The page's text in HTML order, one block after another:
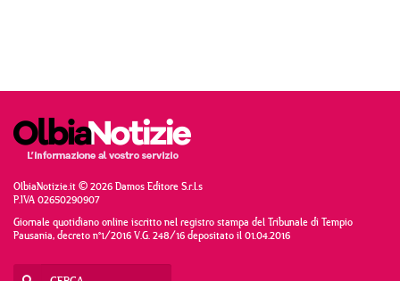
OlbiaNotizie.it © 2026 Damos Editore S.r.l.s
P.IVA 02650290907
Giornale quotidiano online iscritto nel registro stampa del Tribunale di Tempio
Pausania, decreto n°1/2016 V.G. 248/16 depositato il 01.04.2016